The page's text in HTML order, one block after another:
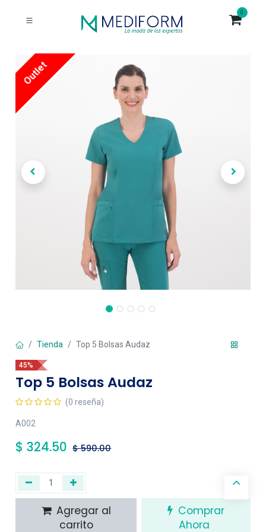
0
Outlet
Tienda Top 5 Bolsas Audaz
45%
Top 5 Bolsas Audaz
(0 reseña)
A002
$ 324.50 $590.00
Agregar al
carrito
Comprar
Ahora